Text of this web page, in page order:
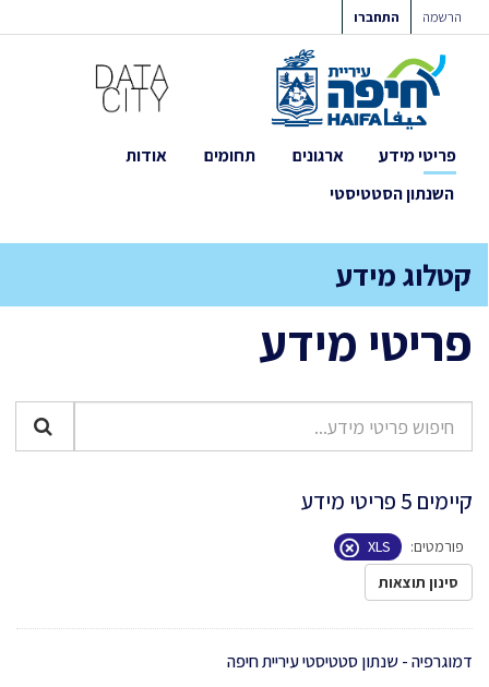
לתוכן
התחברו הרשמה
פריטי מידע ארגונים תחומים
אודות
השנתון הסטטיסטי
קטלוג מידע
פריטי מידע
קיימים 5 פריטי מידע
פורמטים:
XLS
סינון תוצאות
דמוגרפיה - שנתון סטטיסטי עיריית חיפה